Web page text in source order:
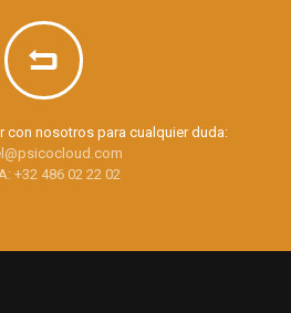
con nosotros para cualquier duda:
+32 486 02 22 02